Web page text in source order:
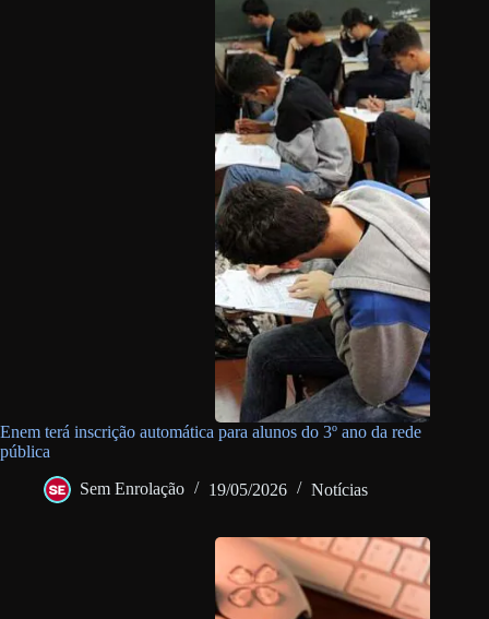
Enem terá inscrição automática para alunos do 3º ano da rede
pública
Sem Enrolação 19/05/2026 Notícias